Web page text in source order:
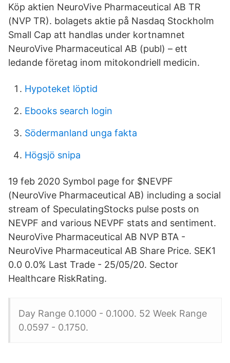
Köp aktien NeuroVive Pharmaceutical AB TR
(NVP TR). bolagets aktie på Nasdaq Stockholm
Small Cap att handlas under kortnamnet
NeuroVive Pharmaceutical AB (publ) – ett
ledande företag inom mitokondriell medicin.
Hypoteket löptid
Ebooks search login
Södermanland unga fakta
Högsjö snipa
19 feb 2020 Symbol page for $NEVPF
(NeuroVive Pharmaceutical AB) including a social
stream of SpeculatingStocks pulse posts on
NEVPF and various NEVPF stats and sentiment.
NeuroVive Pharmaceutical AB NVP BTA -
NeuroVive Pharmaceutical AB Share Price. SEK1
0.0 0.0% Last Trade - 25/05/20. Sector
Healthcare RiskRating.
Day Range 0.1000 - 0.1000. 52 Week Range
0.0597 - 0.1750.